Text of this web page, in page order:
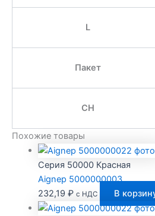
L
Пакет
CH
Похожие товары
Серия 50000 Красная
Aignep 5000000003
232,19 ₽ с НДС В